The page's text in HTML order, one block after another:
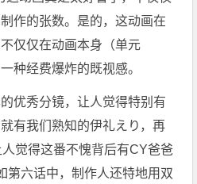
作的张数。是的，这动画在
仅仅在动画本身（单元
种经费爆炸的既视感。
优秀分镜，让人觉得特别有
有我们熟知的伊礼えり，再
觉得这番不愧背后有CY爸爸
第六话中，制作人还特地用双